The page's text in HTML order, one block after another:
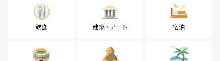
飲食 建築・アート 宿泊